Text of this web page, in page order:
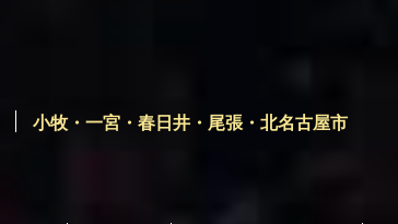
小牧・一宮・春日井・尾張・北名古屋市